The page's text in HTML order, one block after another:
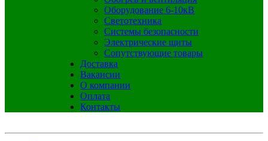
Оборудование 6-10кВ
Светотехника
Системы безопасности
Электрические щиты
Сопутствующие товары
Доставка
Вакансии
О компании
Оплата
Контакты